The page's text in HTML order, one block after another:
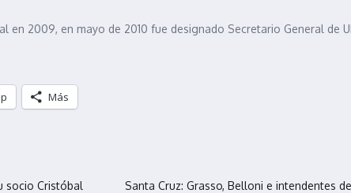
en 2009, en mayo de 2010 fue designado Secretario General de
Más
socio Cristóbal
Santa Cruz: Grasso, Belloni e intendentes